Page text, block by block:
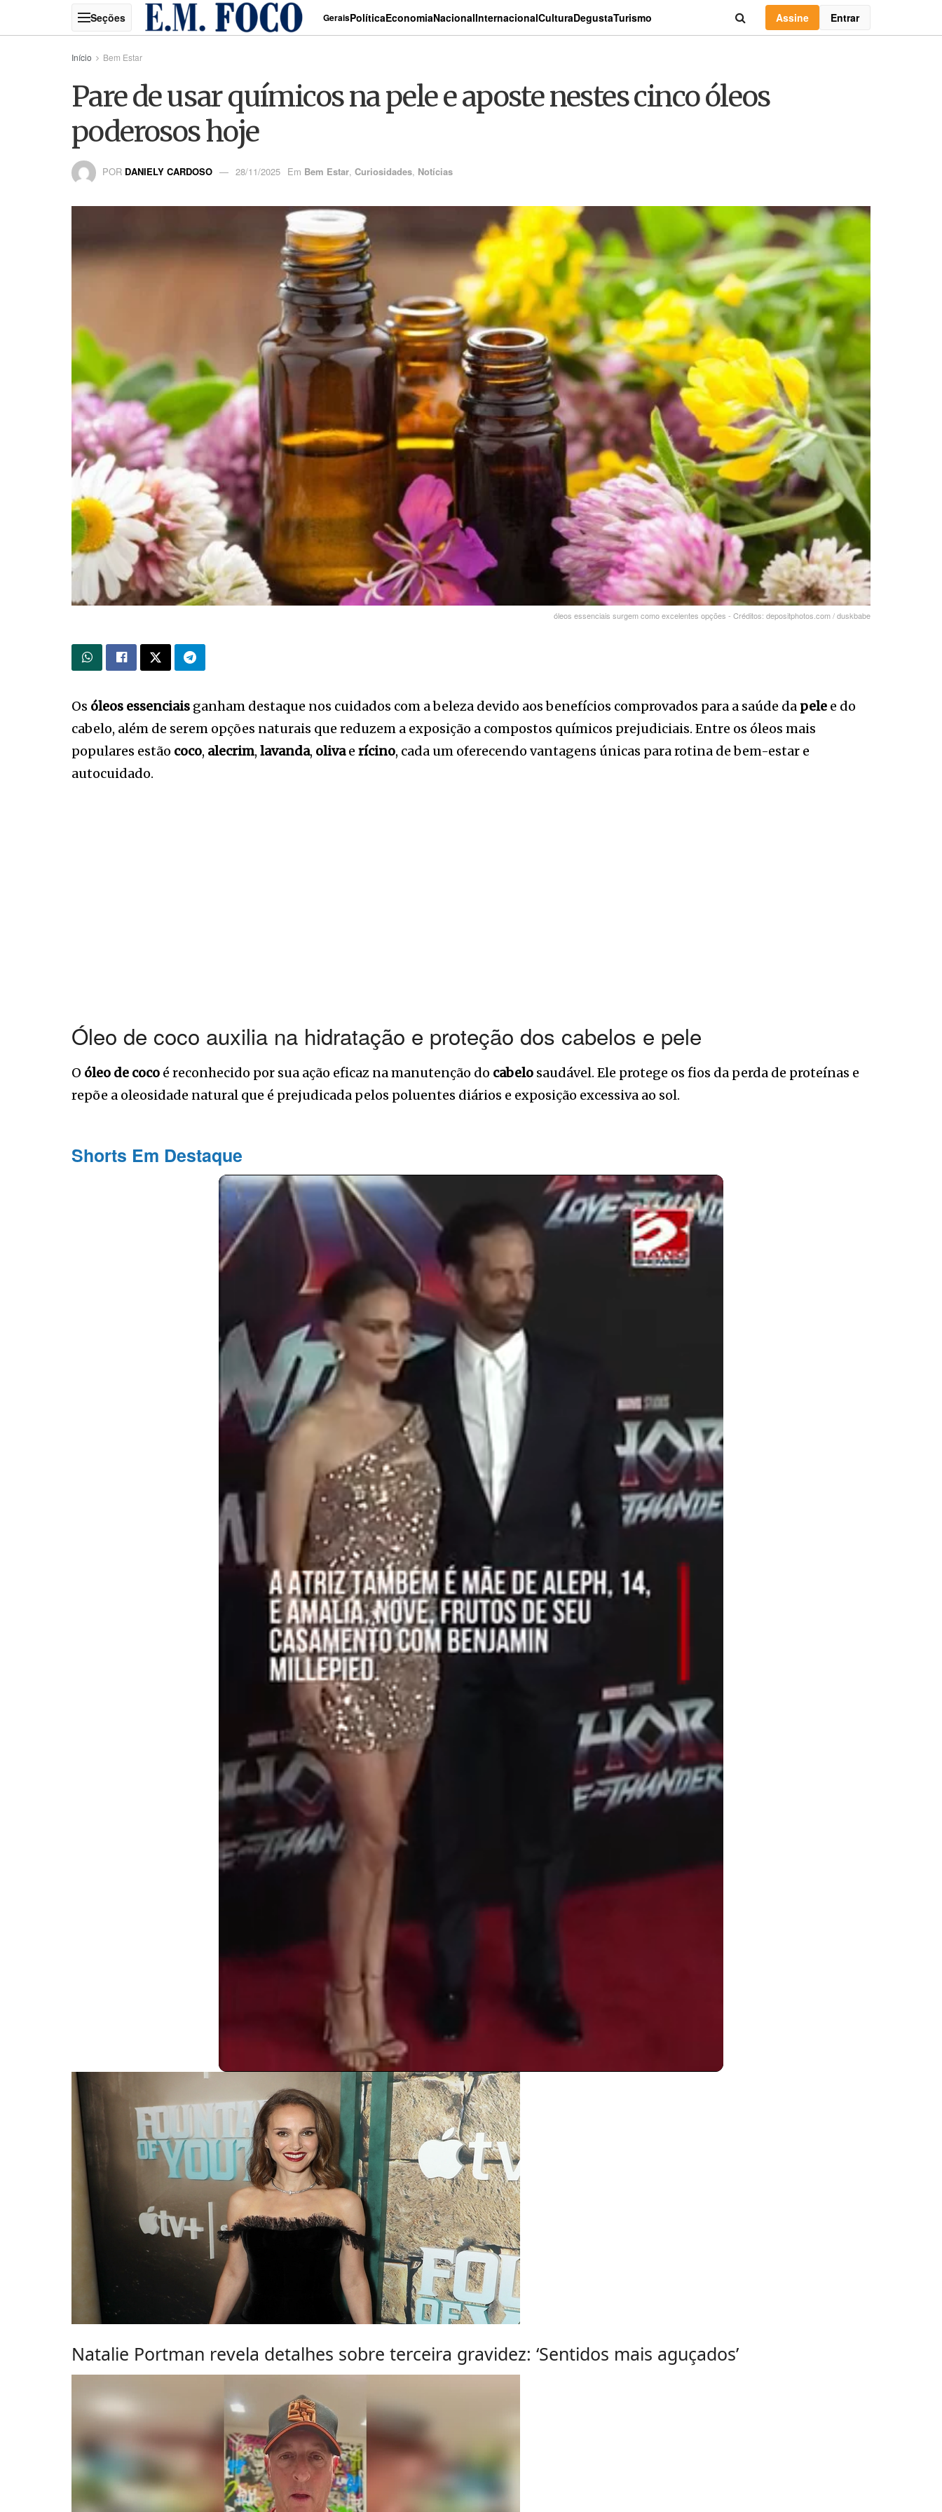
GeraisPolíticaEconomiaNacionalInternacionalCulturaDegustaTurismo Assine Entrar
Início Bem Estar
Pare de usar químicos na pele e aposte nestes cinco óleos
poderosos hoje
POR DANIELY CARDOSO 28/11/2025 Em Bem Estar, Curiosidades, Notícias
óleos essenciais surgem como excelentes opções - Créditos: depositphotos.com / duskbabe
Os óleos essenciais ganham destaque nos cuidados com a beleza devido aos benefícios comprovados para a saúde da pele e do
cabelo, além de serem opções naturais que reduzem a exposição a compostos químicos prejudiciais. Entre os óleos mais
populares estão coco, alecrim, lavanda, olivae rícino, cada um oferecendo vantagens únicas para rotina de bem-estar e
autocuidado.
Óleo de coco auxilia na hidratação e proteção dos cabelos e pele
O óleo de coco é reconhecido por sua ação eficaz na manutenção do cabelo saudável. Ele protege os fios da perda de proteínas e
repõe a oleosidade natural que é prejudicada pelos poluentes diários e exposição excessiva ao sol.
Shorts Em Destaque
Natalie Portman revela detalhes sobre terceira gravidez: ‘Sentidos mais aguçados’